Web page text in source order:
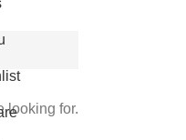
looking for.